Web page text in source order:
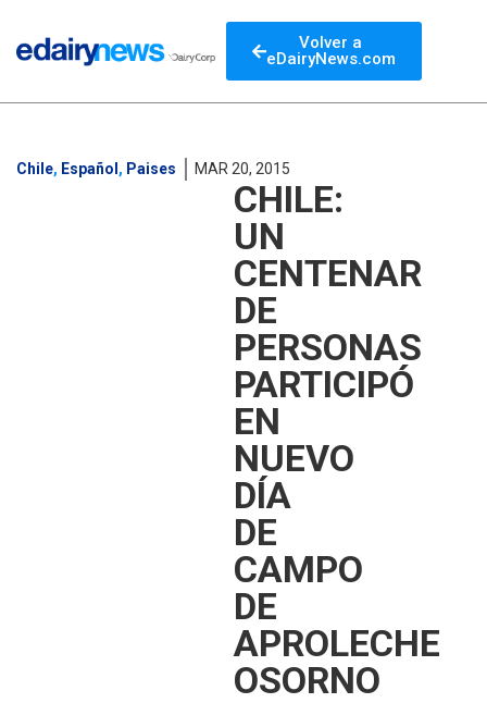
Volver a
eDairyNews.com
Chile, Español , Paises MAR 20, 2015
CHILE:
UN
CENTENAR
DE
PERSONAS
PARTICIPÓ
EN
NUEVO
DÍA
DE
CAMPO
DE
APROLECHE
OSORNO